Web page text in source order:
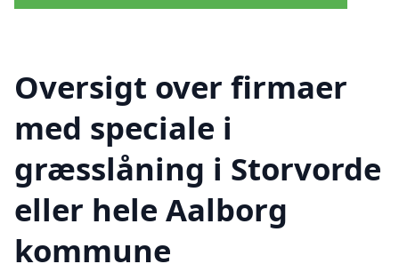
Oversigt over firmaer
med speciale i
græsslåning i Storvorde
eller hele Aalborg
kommune